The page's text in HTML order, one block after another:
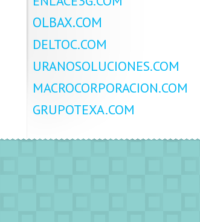
OLBAX.COM
DELTOC.COM
URANOSOLUCIONES.COM
MACROCORPORACION.COM
GRUPOTEXA.COM